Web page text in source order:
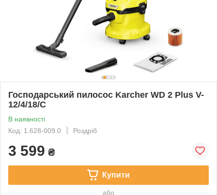
Господарський пилосос Karcher WD 2 Plus V-
12/4/18/C
В наявності
Код: 1.628-009.0
Роздріб
3 599 ₴
Купити
або